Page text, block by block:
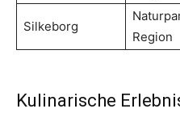
Silkeborg
Region
Kulinarische